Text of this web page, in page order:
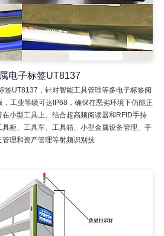
电子标签UT8137
签UT8137，针对智能工具管理等多电子标签阅
工业等级可达IP68，确保在恶劣环境下仍能正
小型工具上。结合超高频阅读器和RFID手持
柜、工具车、工具箱、小型金属设备管理、手
理和资产管理等射频识别技